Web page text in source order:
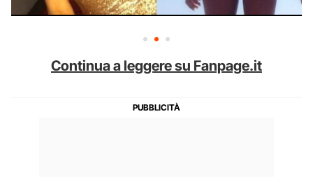
Continua a leggere su Fanpage.it